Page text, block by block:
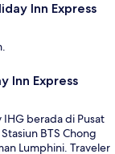
Inn Express
Inn Express
berada di Pusat
BTS Chong
Lumphini. Traveler